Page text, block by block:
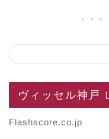
ヴィッセル神戸
Flashscore.co.jp